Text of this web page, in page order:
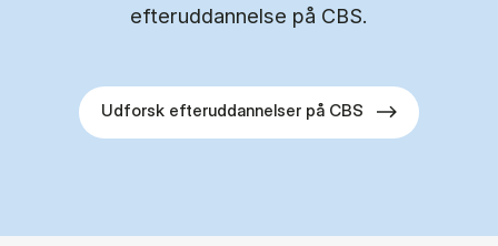
efteruddannelse på CBS.
Udforsk efteruddannelser på CBS